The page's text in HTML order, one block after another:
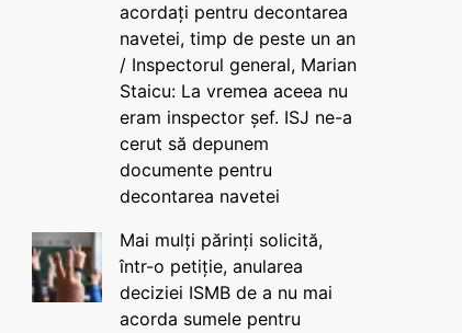
acordați pentru decontarea
navetei, timp de peste un an
/ Inspectorul general, Marian
Staicu: La vremea aceea nu
eram inspector șef. ISJ ne-a
cerut să depunem
documente pentru
decontarea navetei
Mai mulți părinți solicită,
într-o petiție, anularea
deciziei ISMB de a nu mai
acorda sumele pentru